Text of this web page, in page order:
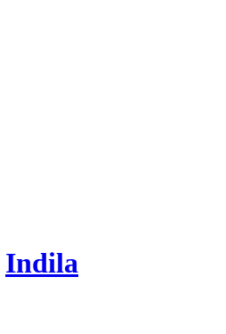
Indila